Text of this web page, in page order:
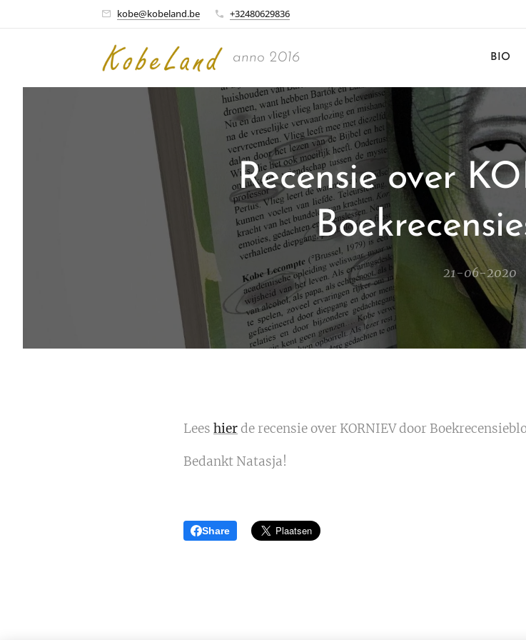
kobe@kobeland.be +32480629836
anno 2016 BIO
Recensie over
21-06-2020
Lees hier de recensie over KORNIEV door
Bedankt Natasja!
Share